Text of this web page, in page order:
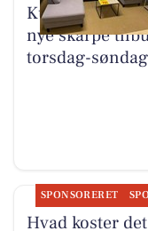
Kumo Outlet
nye skarpe
torsdag-søndag
SPONSORERET
Hvad koster